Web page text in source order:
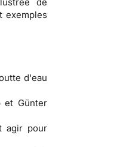
de
exemples
d'eau
et Günter
agir pour